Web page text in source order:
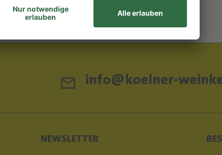
info@koelner-
NEWSLETTER